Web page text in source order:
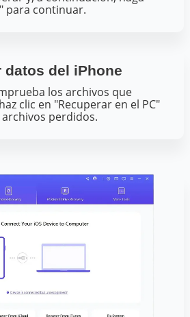
para continuar.
datos del iPhone
los archivos que
clic en "Recuperar en el PC"
perdidos.